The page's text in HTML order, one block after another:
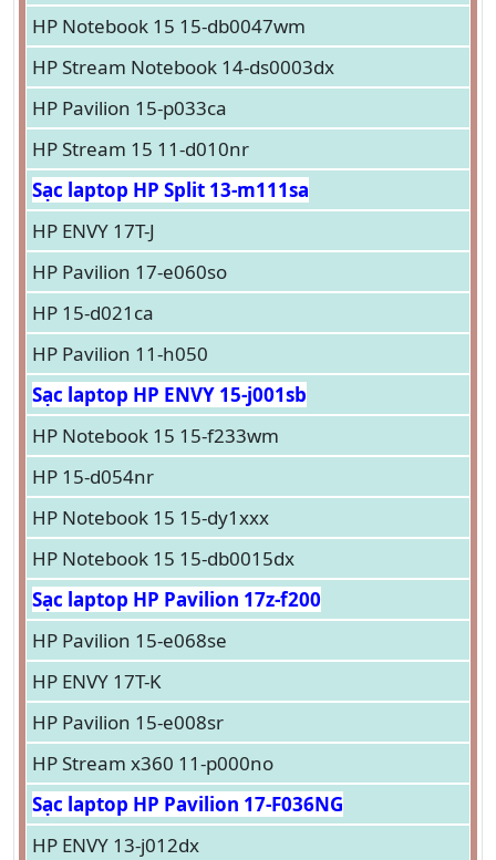
HP Notebook 15 15-db0047wm
HP Stream Notebook 14-ds0003dx
HP Pavilion 15-p033ca
HP Stream 15 11-d010nr
Sạc laptop HP Split 13-m111sa
HP ENVY 17T-J
HP Pavilion 17-e060so
HP 15-d021ca
HP Pavilion 11-h050
Sạc laptop HP ENVY 15-j001sb
HP Notebook 15 15-f233wm
HP 15-d054nr
HP Notebook 15 15-dy1xxx
HP Notebook 15 15-db0015dx
Sạc laptop HP Pavilion 17z-f200
HP Pavilion 15-e068se
HP ENVY 17T-K
HP Pavilion 15-e008sr
HP Stream x360 11-p000no
Sạc laptop HP Pavilion 17-F036NG
HP ENVY 13-j012dx